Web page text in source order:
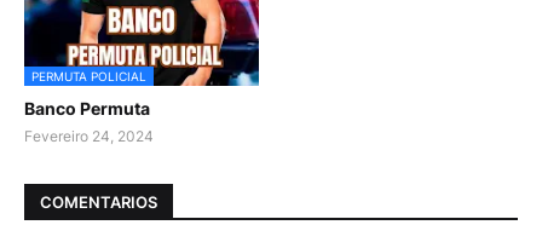
PERMUTA POLICIAL
Banco Permuta
Fevereiro 24, 2024
COMENTARIOS